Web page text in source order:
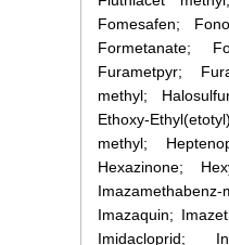
Fomesafen;
Formetanate;
Furametpyr;
methyl;
Ethoxy-
methyl;
Hexazinone;
Imazaquin;
Imidacloprid;